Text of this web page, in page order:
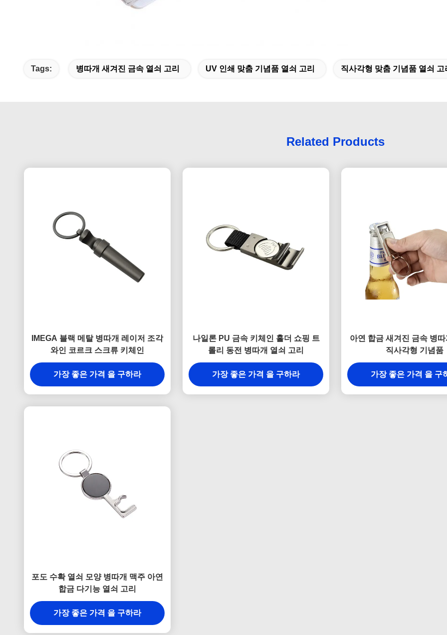
Tags: 병따개 새겨진 금속 열쇠 고리 UV 인쇄 맞춤 기념품 열쇠 고리 직사각형 맞춤 기념품 열쇠 고
Related Products
IMEGA 블랙 메탈 병따개 레이저 조각
와인 코르크 스크류 키체인
가장 좋은 가격 을 구하라
나일론 PU 금속 키체인 홀더 쇼핑 트
롤리 동전 병따개 열쇠 고리
가장 좋은 가격 을 구하라
아연 합금 새겨진 금속 병
직사각형 기념품
가장 좋은 가격 을 구
포도 수확 열쇠 모양 병따개 맥주 아연
합금 다기능 열쇠 고리
가장 좋은 가격 을 구하라